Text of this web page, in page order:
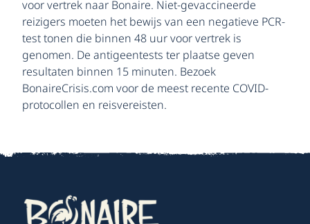
voor vertrek naar Bonaire. Niet-gevaccineerde
reizigers moeten het bewijs van een negatieve PCR-
test tonen die binnen 48 uur voor vertrek is
genomen. De antigeentests ter plaatse geven
resultaten binnen 15 minuten. Bezoek
BonaireCrisis.com voor de meest recente COVID-
protocollen en reisvereisten.